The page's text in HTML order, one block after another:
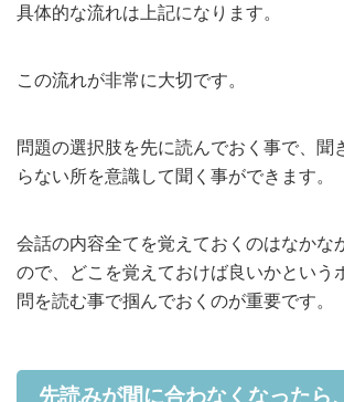
具体的な流れは上記になります。
この流れが非常に大切です。
問題の選択肢を先に読んでおく事で、聞
らない所を意識して聞く事ができます。
会話の内容全てを覚えておくのはなかな
ので、どこを覚えておけば良いかという
問を読む事で掴んでおくのが重要です。
先読みが間に合わなくなったら